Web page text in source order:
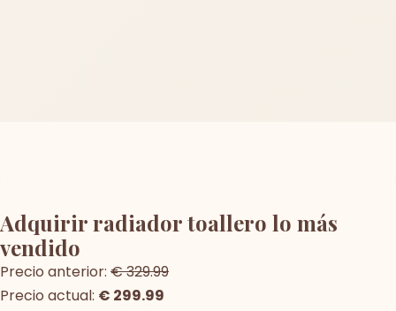
Adquirir radiador toallero lo más
vendido
Precio anterior: € 329.99
Precio actual: € 299.99